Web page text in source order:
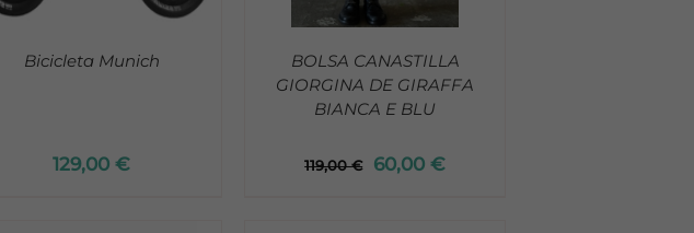
Bicicleta Munich
129,00€
BOLSA CANASTILLA
GIORGINA DE GIRAFFA
BIANCA E BLU
119,00€ 60,00€